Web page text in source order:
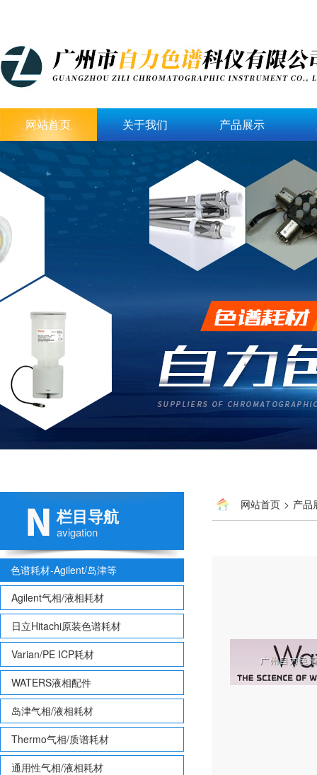
网站首页 关于我们 产品展示
栏目导航
avigation
色谱耗材-Agilent/岛津等
Agilent气相/液相耗材
日立Hitachi原装色谱耗材
Varian/PE ICP耗材
WATERS液相配件
岛津气相/液相耗材
Thermo气相/质谱耗材
通用性气相/液相耗材
网站首页 > 产品